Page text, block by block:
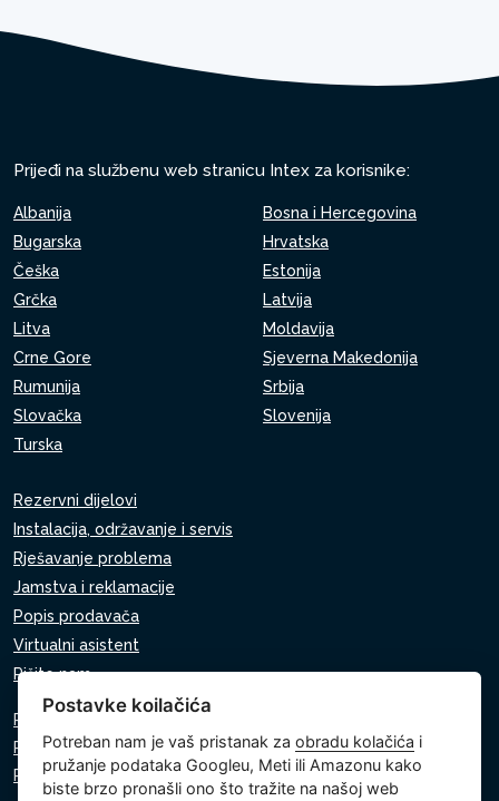
Prijeđi na službenu web stranicu Intex za korisnike:
Albanija
Bosna i Hercegovina
Bugarska
Hrvatska
Češka
Estonija
Grčka
Latvija
Litva
Moldavija
Crne Gore
Sjeverna Makedonija
Rumunija
Srbija
Slovačka
Slovenija
Turska
Rezervni dijelovi
Instalacija, održavanje i servis
Rješavanje problema
Jamstva i reklamacije
Popis prodavača
Virtualni asistent
Pišite nam
Pravila o zaštiti osobnih podataka
Pravila o korištenju kolačića
Postavke kolačića
Postavke koilačića
Potreban nam je vaš pristanak zaobradu kolačića i
pružanje podataka Googleu, Meti ili Amazonu kako
biste brzo pronašli ono što tražite na našoj web